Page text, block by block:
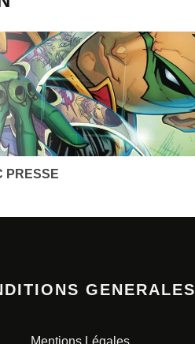
PRESSE
GENERALES
Mentions Légales